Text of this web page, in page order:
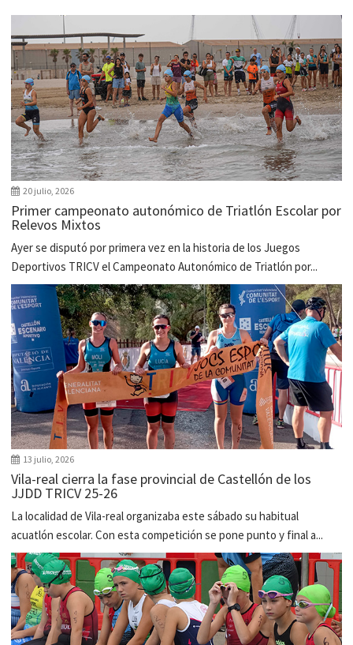
20 julio, 2026
Primer campeonato autonómico de Triatlón Escolar por
Relevos Mixtos
Ayer se disputó por primera vez en la historia de los Juegos
Deportivos TRICV el Campeonato Autonómico de Triatlón por...
13 julio, 2026
Vila-real cierra la fase provincial de Castellón de los
JJDD TRICV 25-26
La localidad de Vila-real organizaba este sábado su habitual
acuatlón escolar. Con esta competición se pone punto y final a...